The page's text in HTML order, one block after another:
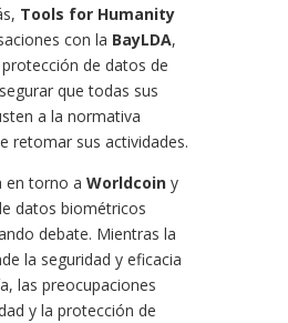
Tools for Humanity
con la BayLDA,
de datos de
que todas sus
a la normativa
retomar sus actividades.
en torno a Worldcoiny
datos biométricos
debate. Mientras la
la seguridad y eficacia
las preocupaciones
y la protección de